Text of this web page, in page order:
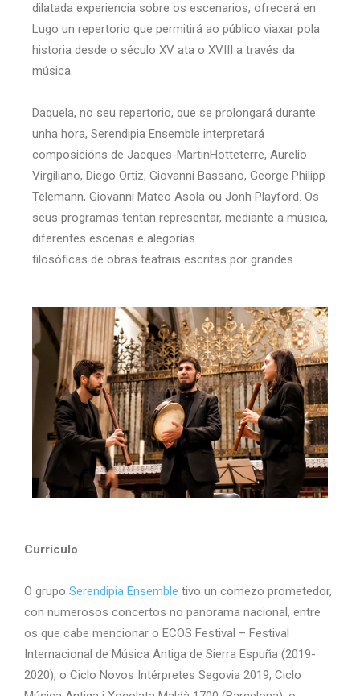
dilatada experiencia sobre os escenarios, ofrecerá en
Lugo un repertorio que permitirá ao público viaxar pola
historia desde o século XV ata o XVIII a través da
música.
Daquela, no seu repertorio, que se prolongará durante
unha hora, Serendipia Ensemble interpretará
composicións de Jacques-MartinHotteterre, Aurelio
Virgiliano, Diego Ortiz, Giovanni Bassano, George Philipp
Telemann, Giovanni Mateo Asola ou Jonh Playford. Os
seus programas tentan representar, mediante a música,
diferentes escenas e alegorías
filosóficas de obras teatrais escritas por grandes.
Currículo
O grupo Serendipia Ensemble tivo un comezo prometedor,
con numerosos concertos no panorama nacional, entre
os que cabe mencionar o ECOS Festival – Festival
Internacional de Música Antiga de Sierra Espuña (2019-
2020), o Ciclo Novos Intérpretes Segovia 2019, Ciclo